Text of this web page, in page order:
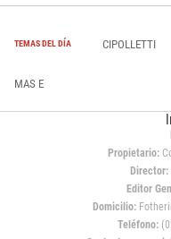
TEMAS DEL DÍA CIPOLLETTI
MAS E
Propietario:
Director:
Editor
Domicilio:
Teléfono: